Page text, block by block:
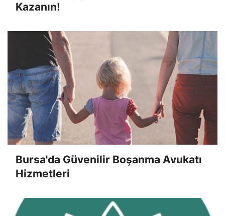
Kazanın!
Bursa'da Güvenilir Boşanma Avukatı
Hizmetleri